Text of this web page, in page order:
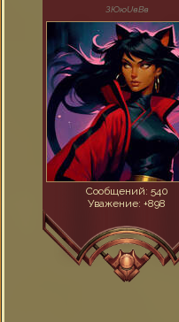
ЗЮюUвВв
Сообщений: 540
Уважение: +898